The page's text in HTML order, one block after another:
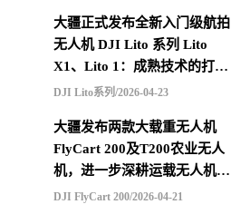
大疆正式发布全新入门级航拍
无人机 DJI Lito 系列 Lito
X1、Lito 1：成熟技术的打包
重组，更低价格的选择
DJI Lito系列/2026-04-23
大疆发布两款大载重无人机
FlyCart 200及T200农业无人
机，进一步深耕运载无人机市
场
DJI FlyCart 200/2026-04-21